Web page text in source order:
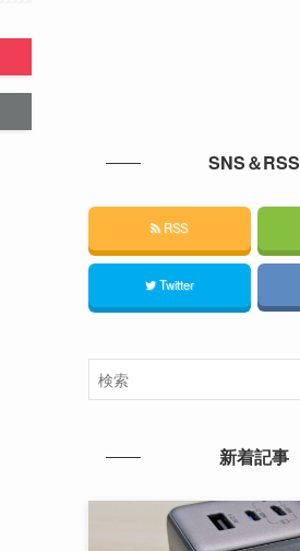
SNS＆RSS
RSS
Twitter
新着記事